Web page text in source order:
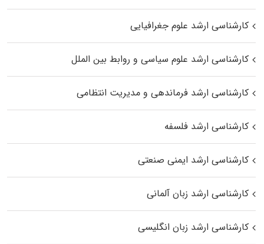
کارشناسی ارشد علوم جغرافیایی
کارشناسی ارشد علوم سیاسی و روابط بین الملل
کارشناسی ارشد فرماندهی و مدیریت انتظامی
کارشناسی ارشد فلسفه
کارشناسی ارشد ایمنی صنعتی
کارشناسی ارشد زبان آلمانی
کارشناسی ارشد زبان انگلیسی